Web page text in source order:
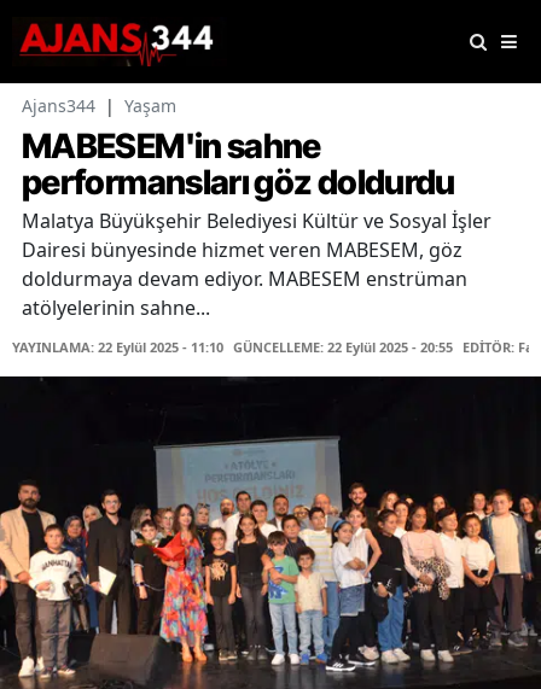
Ajans344 | Yaşam
MABESEM'in sahne
performansları göz doldurdu
Malatya Büyükşehir Belediyesi Kültür ve Sosyal İşler
Dairesi bünyesinde hizmet veren MABESEM, göz
doldurmaya devam ediyor. MABESEM enstrüman
atölyelerinin sahne...
YAYINLAMA: 22 Eylül 2025 - 11:10 GÜNCELLEME: 22 Eylül 2025 - 20:55 EDİTÖR: